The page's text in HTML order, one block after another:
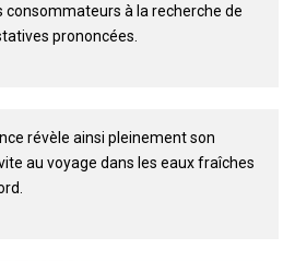
consommateurs à la recherche de
prononcées.
révèle ainsi pleinement son
au voyage dans les eaux fraîches